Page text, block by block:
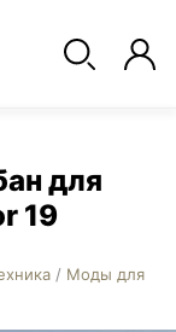
для
19
/ Моды для